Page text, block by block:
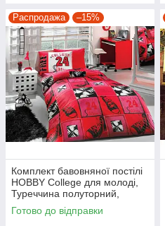
Распродажа –15%
Комплект бавовняної постілі
HOBBY College для молоді,
Туреччина полуторний,
червоний
Готово до відправки